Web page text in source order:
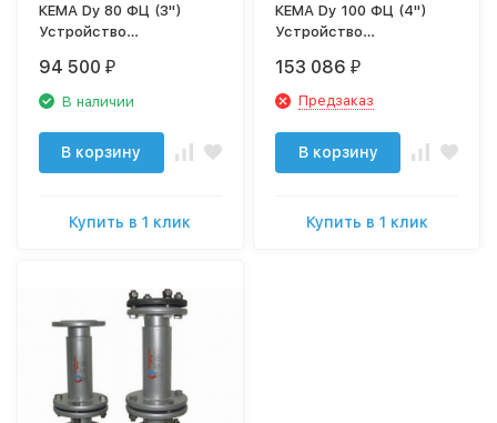
КЕМА Dy 80 ФЦ (3")
Устройство
от накипи и коррозии
94 500 ₽
В наличии
В корзину
Купить в 1 клик
КЕМА Dy 100 ФЦ (4")
Устройство
от накипи и коррозии
153 086 ₽
Предзаказ
В корзину
Купить в 1 клик